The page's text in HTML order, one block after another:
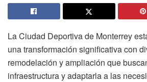
La Ciudad Deportiva de Monterrey
una transformación significativa con
remodelación y ampliación que
infraestructura y adaptarla a las